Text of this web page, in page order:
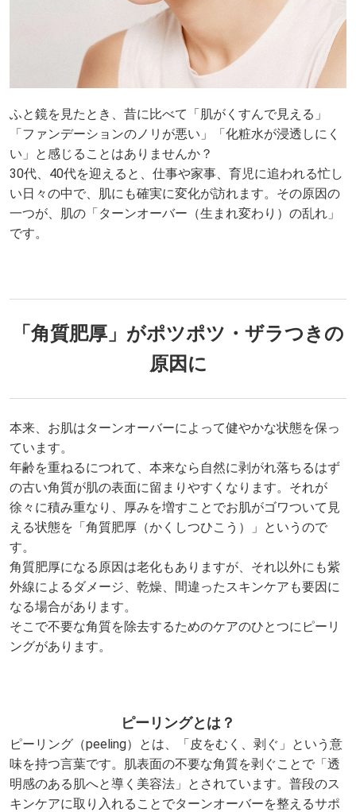
ふと鏡を見たとき、昔に比べて「肌がくすんで見える」
「ファンデーションのノリが悪い」「化粧水が浸透しにく
い」と感じることはありませんか？
30代、40代を迎えると、仕事や家事、育児に追われる忙し
い日々の中で、肌にも確実に変化が訪れます。その原因の
一つが、肌の「ターンオーバー（生まれ変わり）の乱れ」
です。
「角質肥厚」がポツポツ・ザラつきの
原因に
本来、お肌はターンオーバーによって健やかな状態を保っ
ています。
年齢を重ねるにつれて、本来なら自然に剥がれ落ちるはず
の古い角質が肌の表面に留まりやすくなります。それが
徐々に積み重なり、厚みを増すことでお肌がゴワついて見
える状態を「角質肥厚（かくしつひこう）」というので
す。
角質肥厚になる原因は老化もありますが、それ以外にも紫
外線によるダメージ、乾燥、間違ったスキンケアも要因に
なる場合があります。
そこで不要な角質を除去するためのケアのひとつにピーリ
ングがあります。
ピーリングとは？
ピーリング（peeling）とは、「皮をむく、剥ぐ」という意
味を持つ言葉です。肌表面の不要な角質を剥ぐことで「透
明感のある肌へと導く美容法」とされています。普段のス
キンケアに取り入れることでターンオーバーを整えるサポ